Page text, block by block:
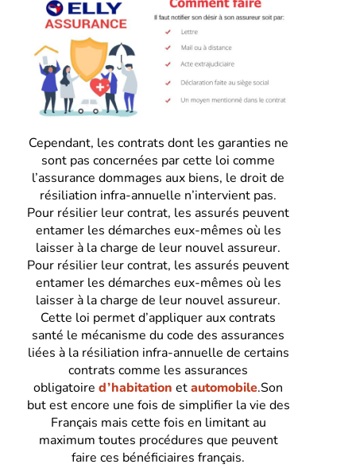
Cependant, les contrats dont les garanties ne
sont pas concernées par cette loi comme
l’assurance dommages aux biens, le droit de
résiliation infra-annuelle n’intervient pas.
Pour résilier leur contrat, les assurés peuvent
entamer les démarches eux-mêmes où les
laisser à la charge de leur nouvel assureur.
Pour résilier leur contrat, les assurés peuvent
entamer les démarches eux-mêmes où les
laisser à la charge de leur nouvel assureur.
Cette loi permet d’appliquer aux contrats
santé le mécanisme du code des assurances
liées à la résiliation infra-annuelle de certains
contrats comme les assurances
obligatoire d’habitation etautomobile.Son
but est encore une fois de simplifier la vie des
Français mais cette fois en limitant au
maximum toutes procédures que peuvent
faire ces bénéficiaires français.